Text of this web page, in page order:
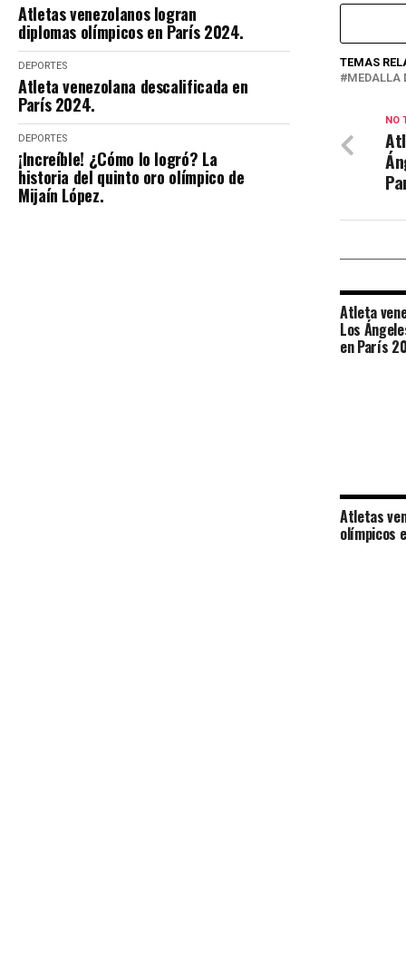
Atletas venezolanos logran
diplomas olímpicos en París 2024.
DEPORTES
Atleta venezolana descalificada en
París 2024.
DEPORTES
¡Increíble! ¿Cómo lo logró? La
historia del quinto oro olímpico de
Mijaín López.
TEMAS
MEDALLA
NO
Atleta
Los
en París
Atletas
olímpicos